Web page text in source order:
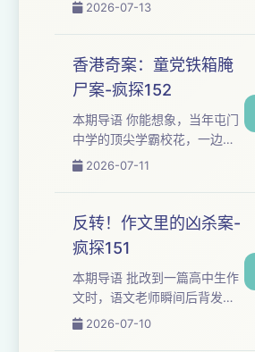
骸改造成了伴七年的贴身人
偶，用蜡封填、铁丝加固，夜
夜同眠，对外声称要靠...
斗痕迹，死者钱包里1000美元
分文未动，尸体表面没有明显
伤痕，唯独大腿内侧藏着骇人
的致命内伤。 警方排查了维修
工、所有入住房客，甚至怀疑
是妻子骗保，所有线索全被封
死。 直到前警官出身的私家侦
细节！ 想加听友群的朋友请添
加微信：fengquleyuan8...
2026-07-13
香港奇案：童党铁箱腌
尸案-疯探152
本期导语 你能想象，当年屯门
中学的顶尖学霸校花，一边瞒
着家人老师偷偷怀孕生女、考
生谈恋爱吗？ 这桩令人脊背发
凉的童党血案背后，藏着一个
少女被毁掉的半生，和一个最
终染上毒瘾无辜孩子的悲剧。
想加听友群的朋友请添加微
信：fengquleyuan888 如有商
务合作也可联系该号，备注品
2026-07-11
反转！作文里的凶杀案-
疯探151
本期导语 批改到一篇高中生作
文时，语文老师瞬间后背发
凉！ 里面居然以第一人称，把
2026-07-10